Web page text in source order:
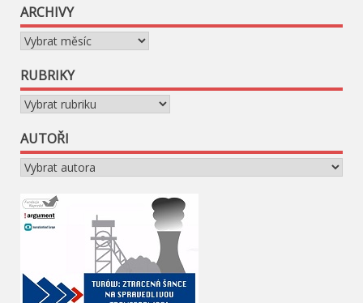
ARCHIVY
Archivy
RUBRIKY
Rubriky
AUTOŘI